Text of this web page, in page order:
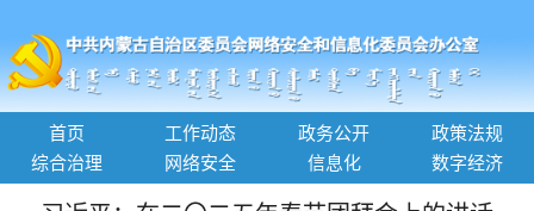
首页 工作动态 政务公开
政策法规
综合治理
网络安全 信息化 数字经济